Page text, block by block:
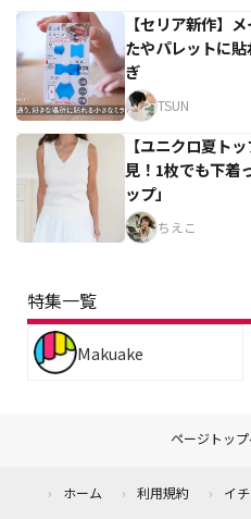
【セリア新作】
たやパレットに
ぎ
TSUN
【ユニクロ夏ト
見！1枚でも下着
ップ」
ちえこ
特集一覧
Makuake
ページトッ
ホーム 利用規約 イ